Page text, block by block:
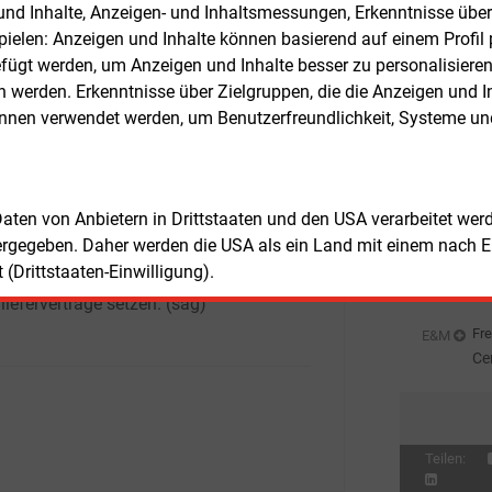
Inhalte, Anzeigen- und Inhaltsmessungen, Erkenntnisse
Anzeigen und Inhalte können basierend auf einem Profil
werden, um Anzeigen und Inhalte besser zu
werden. Erkenntnisse über Zielgruppen, die die Anzeigen und
verwendet werden, um Benutzerfreundlichkeit, Systeme
von Anbietern in Drittstaaten und den USA verarbeitet
Daher werden die USA als ein Land mit einem nach
(Drittstaaten-Einwilligung).
prüfe auch an anderen
weltweit den Einsatz eigener
Solarenergieanlagen. Bei der
spielen unter anderem das örtliche
Energieversorgung sowie die
eine Rolle. Ergänzend will
weiterhin auf langfristige
setzen. (sag)
E&M
E&M
E&M
Teilen: